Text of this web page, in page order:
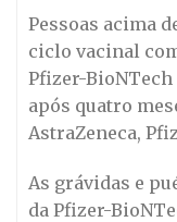
Pessoas acima
ciclo vacinal
Pfizer-BioNTech
após quatro
AstraZeneca,
As grávidas e
da Pfizer-